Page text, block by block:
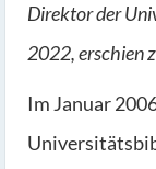
Direktor der
2022, erschien
Im Januar